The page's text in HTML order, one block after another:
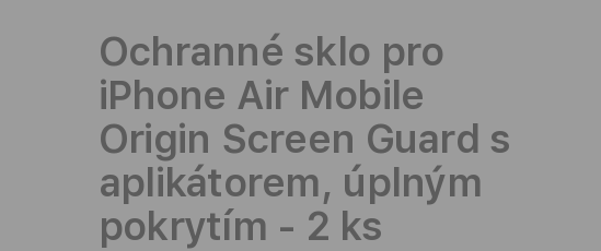
Ochranné sklo pro
iPhone Air Mobile
Origin Screen Guard s
aplikátorem, úplným
pokrytím - 2 ks